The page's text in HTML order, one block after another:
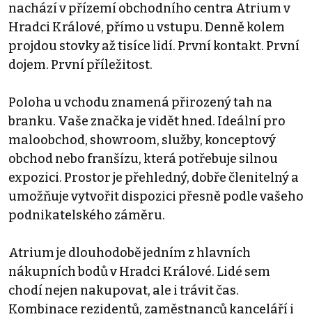
nachází v přízemí obchodního centra Atrium v
Hradci Králové, přímo u vstupu. Denně kolem
projdou stovky až tisíce lidí. První kontakt. První
dojem. První příležitost.
Poloha u vchodu znamená přirozený tah na
branku. Vaše značka je vidět hned. Ideální pro
maloobchod, showroom, služby, konceptový
obchod nebo franšízu, která potřebuje silnou
expozici. Prostor je přehledný, dobře členitelný a
umožňuje vytvořit dispozici přesně podle vašeho
podnikatelského záměru.
Atrium je dlouhodobě jedním z hlavních
nákupních bodů v Hradci Králové. Lidé sem
chodí nejen nakupovat, ale i trávit čas.
Kombinace rezidentů, zaměstnanců kanceláří i